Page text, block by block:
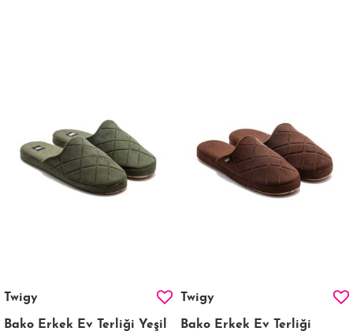
Twigy
Bako Erkek Ev Terliği Yeşil
Twigy
Bako Erkek Ev Terliği